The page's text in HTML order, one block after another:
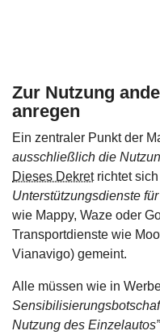
Zur Nutzung
anregen
Ein zentraler Punkt der
ausschließlich die
Dieses Dekretrichtet
Unterstützungsdienste
wie Mappy, Waze oder
Transportdienste wie
Vianavigo) gemeint.
Alle müssen wie in
Nutzung des Einzelautos”